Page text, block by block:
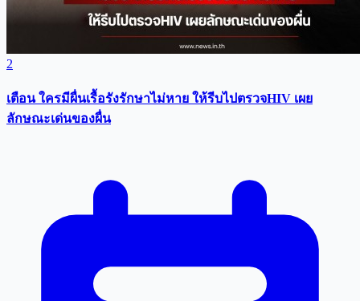
2
เตือน ใครมีผื่นเรื้อรังรักษาไม่หาย ให้รีบไปตรวจHIV เผย
ลักษณะเด่นของผื่น